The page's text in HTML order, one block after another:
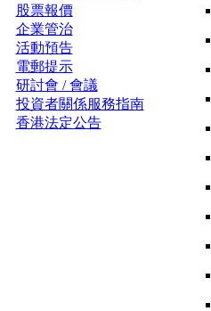
股票報價
企業管治
活動預告
電郵提示
研討會 / 會議
投資者關係服務指南
香港法定公告